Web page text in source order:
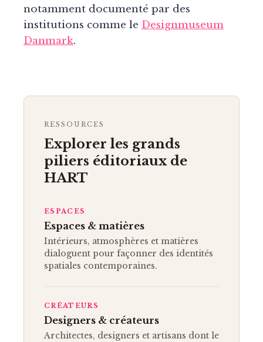
notamment documenté par des
institutions comme le Designmuseum
Danmark.
RESSOURCES
Explorer les grands
piliers éditoriaux de
HART
ESPACES
Espaces & matières
Intérieurs, atmosphères et matières
dialoguent pour façonner des identités
spatiales contemporaines.
CRÉATEURS
Designers & créateurs
Architectes, designers et artisans dont le